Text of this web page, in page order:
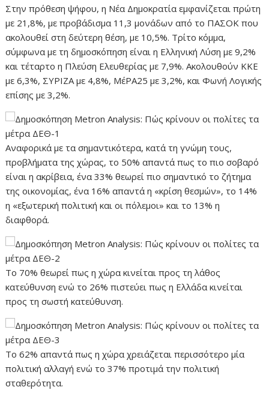
Στην πρόθεση ψήφου, η Νέα Δημοκρατία εμφανίζεται πρώτη
με 21,8%, με προβάδισμα 11,3 μονάδων από το ΠΑΣΟΚ που
ακολουθεί στη δεύτερη θέση, με 10,5%. Τρίτο κόμμα,
σύμφωνα με τη δημοσκόπηση είναι η Ελληνική Λύση με 9,2%
και τέταρτο η Πλεύση Ελευθερίας με 7,9%. Ακολουθούν ΚΚΕ
με 6,3%, ΣΥΡΙΖΑ με 4,8%, ΜέΡΑ25 με 3,2%, και Φωνή Λογικής
επίσης με 3,2%.
Αναφορικά με τα σημαντικότερα, κατά τη γνώμη τους,
προβλήματα της χώρας, το 50% απαντά πως το πιο σοβαρό
είναι η ακρίβεια, ένα 33% θεωρεί πιο σημαντικό το ζήτημα
της οικονομίας, ένα 16% απαντά η «κρίση θεσμών», το 14%
η «εξωτερική πολιτική και οι πόλεμοι» και το 13% η
διαφθορά.
Το 70% θεωρεί πως η χώρα κινείται προς τη λάθος
κατεύθυνση ενώ το 26% πιστεύει πως η Ελλάδα κινείται
προς τη σωστή κατεύθυνση.
Το 62% απαντά πως η χώρα χρειάζεται περισσότερο μία
πολιτική αλλαγή ενώ το 37% προτιμά την πολιτική
σταθερότητα.